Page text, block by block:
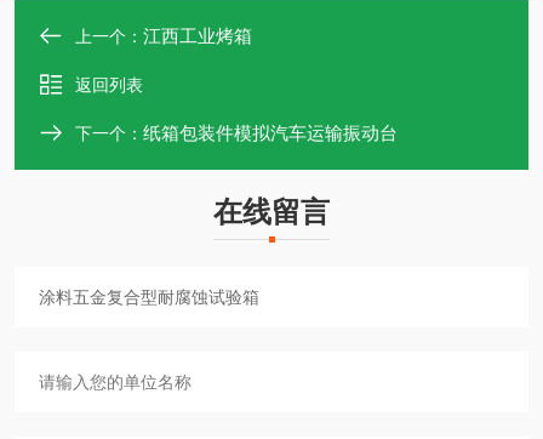
上一个： 江西工业烤箱
返回列表
下一个： 纸箱包装件模拟汽车运输振动台
在线留言